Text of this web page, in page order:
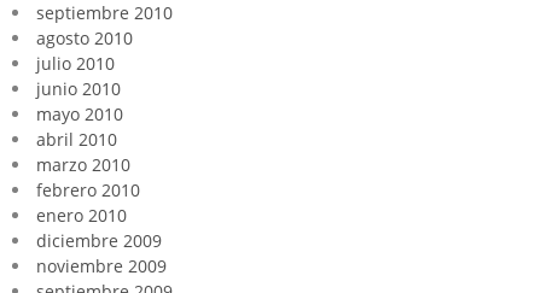
septiembre 2010
agosto 2010
julio 2010
junio 2010
mayo 2010
abril 2010
marzo 2010
febrero 2010
enero 2010
diciembre 2009
noviembre 2009